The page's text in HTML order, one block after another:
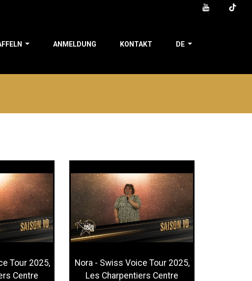
ANMELDUNG KONTAKT DE
Tour 2025,
Centre
Nora - Swiss Voice Tour 2025,
Les Charpentiers Centre